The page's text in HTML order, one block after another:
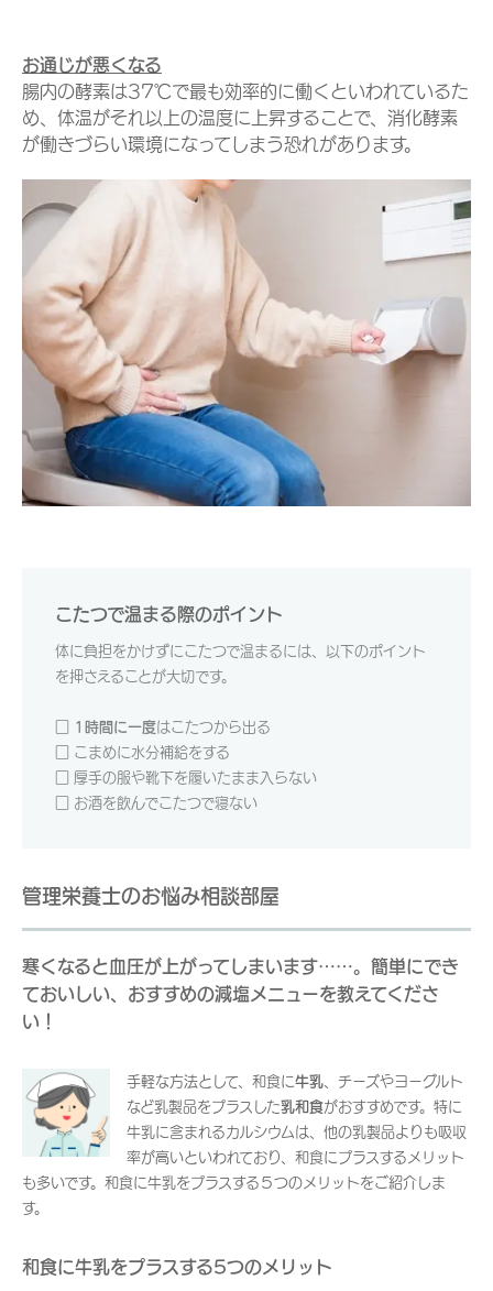
お通じが悪くなる
腸内の酵素は37℃で最も効率的に働くといわれているた
め、体温がそれ以上の温度に上昇することで、消化酵素
が働きづらい環境になってしまう恐れがあります。
こたつで温まる際のポイント
体に負担をかけずにこたつで温まるには、以下のポイント
を押さえることが大切です。
1時間に一度はこたつから出る
□ こまめに水分補給をする
□ 厚手の服や靴下を履いたまま入らない
□ お酒を飲んでこたつで寝ない
管理栄養士のお悩み相談部屋
寒くなると血圧が上がってしまいます……。簡単にでき
ておいしい、おすすめの減塩メニューを教えてくださ
い！
手軽な方法として、和食に牛乳 、チーズやヨーグルト
など乳製品をプラスした乳和食がおすすめです。特に
牛乳に含まれるカルシウムは、他の乳製品よりも吸収
率が高いといわれており、和食にプラスするメリット
も多いです。和食に牛乳をプラスする５つのメリットをご紹介しま
す。
和食に牛乳をプラスする5つのメリット